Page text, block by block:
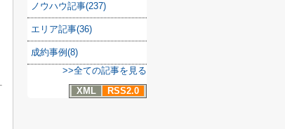
ノウハウ記事(237)
エリア記事(36)
成約事例(8)
>>全ての記事を見る
XML
RSS2.0